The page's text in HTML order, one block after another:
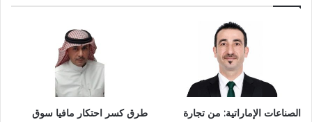
الصناعات الإماراتية: من تجارة
طرق كسر احتكار مافيا سوق